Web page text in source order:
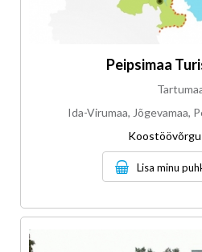
Peipsimaa
Ida-Virumaa, Jõgevamaa,
Lisa minu